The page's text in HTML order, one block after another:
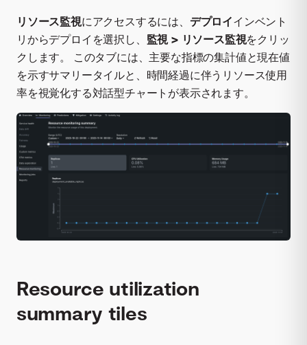
リソース監視にアクセスするには、 デプロイインベント
リからデプロイを選択し、 監視 > リソース監視をクリッ
クします。 このタブには、主要な指標の集計値と現在値
を示すサマリータイルと、時間経過に伴うリソース使用
率を視覚化する対話型チャートが表示されます。
Resource utilization
summary tiles